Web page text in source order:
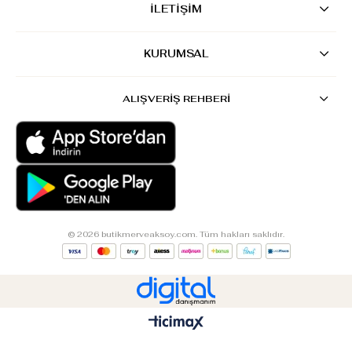
İLETİŞİM
KURUMSAL
ALIŞVERİŞ REHBERİ
© 2026 butikmerveaksoy.com. Tüm hakları saklıdır.